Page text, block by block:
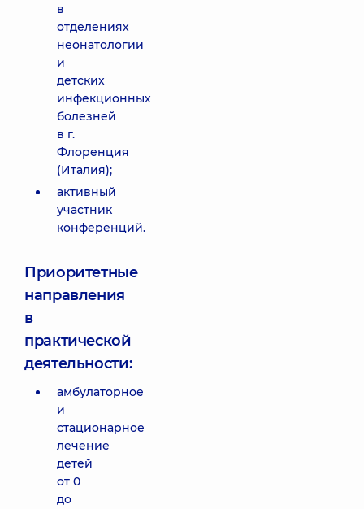
в
отделениях
неонатологии
и
детских
инфекционных
болезней
в г.
Флоренция
(Италия);
активный
участник
конференций.
Приоритетные
направления
в
практической
деятельности:
амбулаторное
и
стационарное
лечение
детей
от 0
до